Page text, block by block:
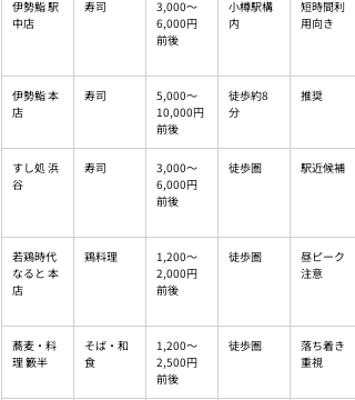
伊勢鮨 駅
中店
寿司
3,000〜
6,000円
前後
小樽駅構
内
短時間利
用向き
伊勢鮨 本
店
寿司
5,000〜
10,000円
前後
徒歩約8
分
推奨
すし処 浜
谷
寿司
3,000〜
6,000円
前後
徒歩圏 駅近候補
若鶏時代
なると 本
店
鶏料理
1,200〜
2,000円
前後
徒歩圏
昼ピーク
注意
蕎麦・料
理 籔半
そば・和
食
1,200〜
2,500円
前後
徒歩圏
落ち着き
重視